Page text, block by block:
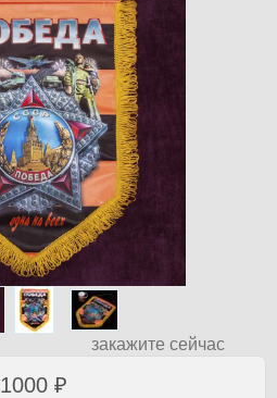
закажите сейчас
1000 ₽